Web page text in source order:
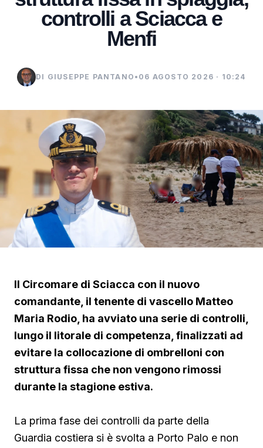
controlli a Sciacca e
Menfi
DI GIUSEPPE PANTANO • 06 AGOSTO 2026 · 10:24
Il Circomare di Sciacca con il nuovo
comandante, il tenente di vascello Matteo
Maria Rodio, ha avviato una serie di controlli,
lungo il litorale di competenza, finalizzati ad
evitare la collocazione di ombrelloni con
struttura fissa che non vengono rimossi
durante la stagione estiva.
La prima fase dei controlli da parte della
Guardia costiera si è svolta a Porto Palo e non